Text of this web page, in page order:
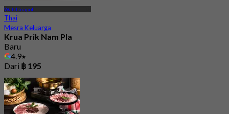
Watcharapol
Thai
Mesra Keluarga
Krua Prik Nam Pla
Baru
4.9
Dari ฿ 195